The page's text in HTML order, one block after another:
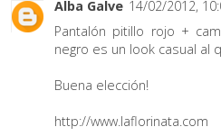
Alba Galve 14/02/2012,
Pantalón pitillo rojo +
negro es un look casual al
Buena elección!
http://www.laflorinata.com